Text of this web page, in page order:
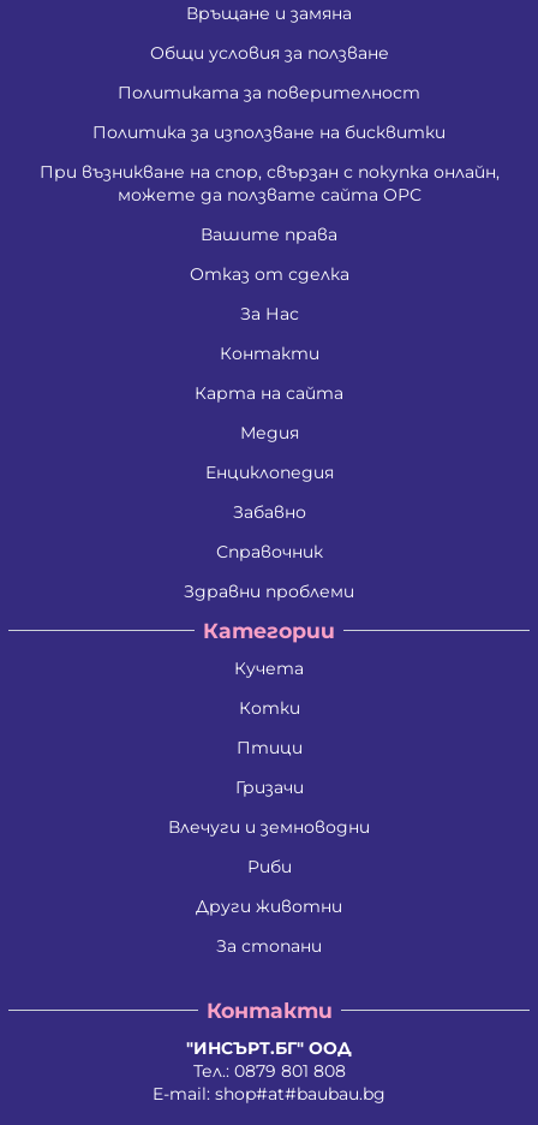
Връщане и замяна
Общи условия за ползване
Политиката за поверителност
Политика за използване на бисквитки
При възникване на спор, свързан с покупка онлайн,
можете да ползвате сайта ОРС
Вашите права
Отказ от сделка
За Нас
Контакти
Карта на сайта
Медия
Енциклопедия
Забавно
Справочник
Здравни проблеми
Категории
Кучета
Котки
Птици
Гризачи
Влечуги и земноводни
Риби
Други животни
За стопани
Контакти
"ИНСЪРТ.БГ" ООД
Тел.: 0879 801 808
E-mail: shop#at#baubau.bg